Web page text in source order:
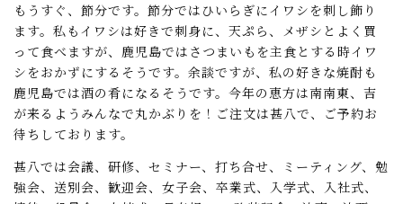
もうすぐ、節分です。節分ではひいらぎにイワシを刺し飾り
ます。私もイワシは好きで刺身に、天ぷら、メザシとよく買
って食べますが、鹿児島ではさつまいもを主食とする時イワ
シをおかずにするそうです。余談ですが、私の好きな焼酎も
鹿児島では酒の肴になるそうです。今年の恵方は南南東、吉
が来るようみんなで丸かぶりを！ご注文は甚八で、ご予約お
待ちしております。
甚八では会議、研修、セミナー、打ち合せ、ミーティング、勉
強会、送別会、歓迎会、女子会、卒業式、入学式、入社式、